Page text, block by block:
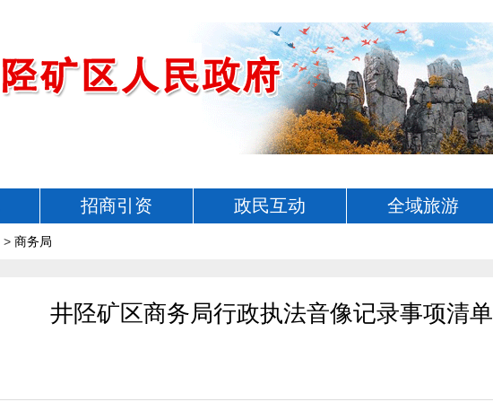
招商引资 政民互动 全域旅游
> 商务局
井陉矿区商务局行政执法音像记录事项清单